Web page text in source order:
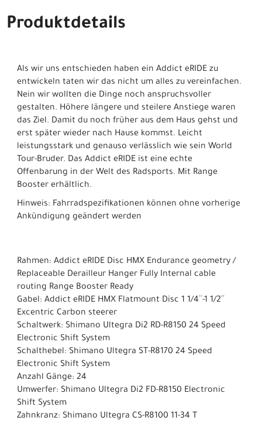
Produktdetails
Als wir uns entschieden haben ein Addict eRIDE zu
entwickeln taten wir das nicht um alles zu vereinfachen.
Nein wir wollten die Dinge noch anspruchsvoller
gestalten. Höhere längere und steilere Anstiege waren
das Ziel. Damit du noch früher aus dem Haus gehst und
erst später wieder nach Hause kommst. Leicht
leistungsstark und genauso verlässlich wie sein World
Tour-Bruder. Das Addict eRIDE ist eine echte
Offenbarung in der Welt des Radsports. Mit Range
Booster erhältlich.
Hinweis: Fahrradspezifikationen können ohne vorherige
Ankündigung geändert werden
Rahmen: Addict eRIDE Disc HMX Endurance geometry /
Replaceable Derailleur Hanger Fully Internal cable
routing Range Booster Ready
Gabel: Addict eRIDE HMX Flatmount Disc 1 1/4´´-1 1/2´´
Excentric Carbon steerer
Schaltwerk: Shimano Ultegra Di2 RD-R8150 24 Speed
Electronic Shift System
Schalthebel: Shimano Ultegra ST-R8170 24 Speed
Electronic Shift System
Anzahl Gänge: 24
Umwerfer: Shimano Ultegra Di2 FD-R8150 Electronic
Shift System
Zahnkranz: Shimano Ultegra CS-R8100 11-34 T